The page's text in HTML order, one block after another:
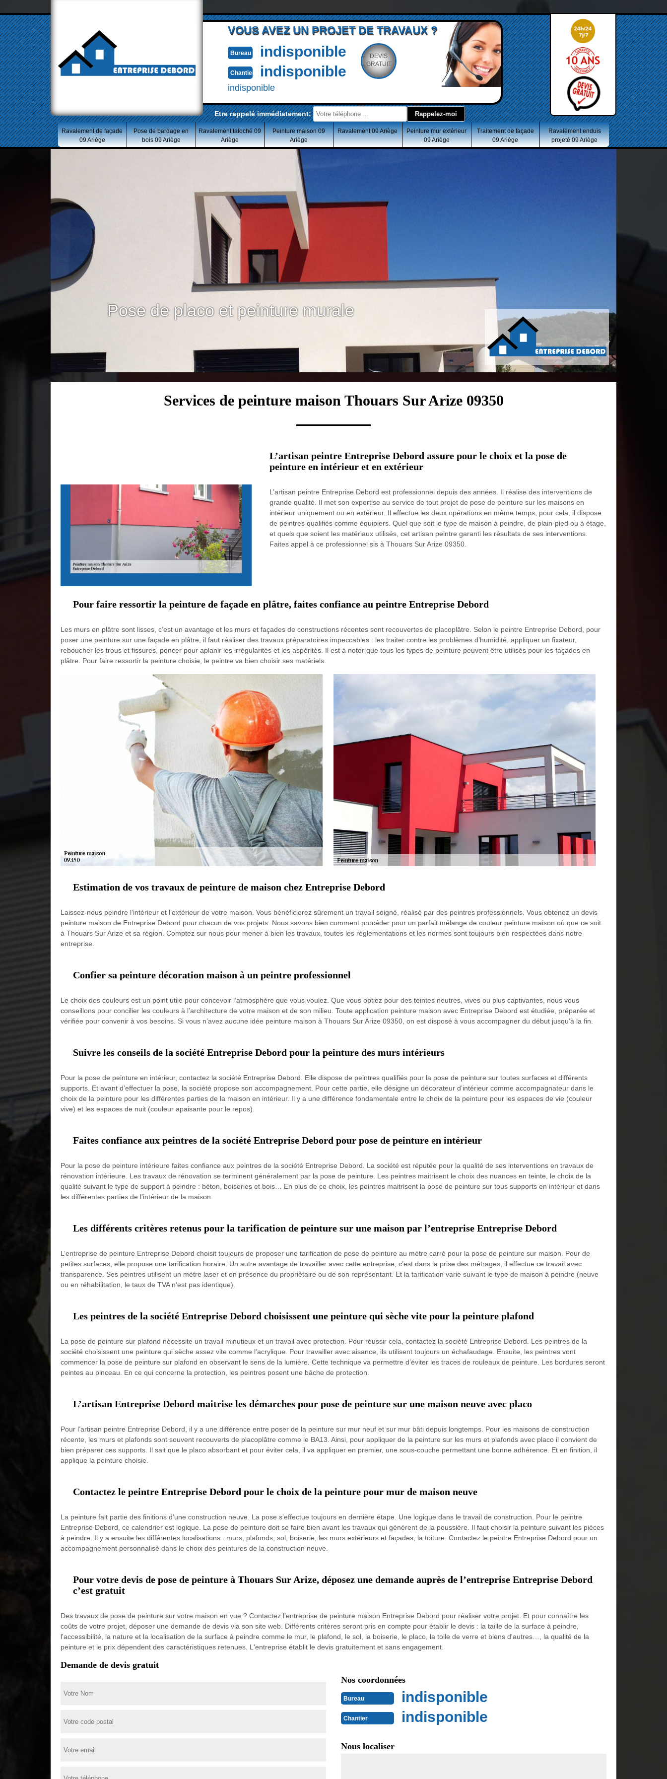
VOUS AVEZ UN PROJET DE TRAVAUX ?
Bureau indisponible
Chantier indisponible
indisponible
DEVIS
GRATUIT
Etre rappelé immédiatement:
Ravalement de façade
09 Ariège
Pose de bardage en
bois 09 Ariège
Ravalement taloché 09
Ariège
Peinture maison 09
Ariège
Ravalement 09 Ariège
Peinture mur extérieur
09 Ariège
Traitement de façade
09 Ariège
Ravalement enduis
projeté 09 Ariège
Pose de placo et peinture murale
Services de peinture maison Thouars Sur Arize 09350
L’artisan peintre Entreprise Debord assure pour le choix et la pose de
peinture en intérieur et en extérieur
L’artisan peintre Entreprise Debord est professionnel depuis des années. Il réalise des interventions de
grande qualité. Il met son expertise au service de tout projet de pose de peinture sur les maisons en
intérieur uniquement ou en extérieur. Il effectue les deux opérations en même temps, pour cela, il dispose
de peintres qualifiés comme équipiers. Quel que soit le type de maison à peindre, de plain-pied ou à étage,
et quels que soient les matériaux utilisés, cet artisan peintre garanti les résultats de ses interventions.
Faites appel à ce professionnel sis à Thouars Sur Arize 09350.
Pour faire ressortir la peinture de façade en plâtre, faites confiance au peintre Entreprise Debord
Les murs en plâtre sont lisses, c’est un avantage et les murs et façades de constructions récentes sont recouvertes de placoplâtre. Selon le peintre Entreprise Debord, pour
poser une peinture sur une façade en plâtre, il faut réaliser des travaux préparatoires impeccables : les traiter contre les problèmes d’humidité, appliquer un fixateur,
reboucher les trous et fissures, poncer pour aplanir les irrégularités et les aspérités. Il est à noter que tous les types de peinture peuvent être utilisés pour les façades en
plâtre. Pour faire ressortir la peinture choisie, le peintre va bien choisir ses matériels.
Estimation de vos travaux de peinture de maison chez Entreprise Debord
Laissez-nous peindre l’intérieur et l’extérieur de votre maison. Vous bénéficierez sûrement un travail soigné, réalisé par des peintres professionnels. Vous obtenez un devis
peinture maison de Entreprise Debord pour chacun de vos projets. Nous savons bien comment procéder pour un parfait mélange de couleur peinture maison où que ce soit
à Thouars Sur Arize et sa région. Comptez sur nous pour mener à bien les travaux, toutes les règlementations et les normes sont toujours bien respectées dans notre
entreprise.
Confier sa peinture décoration maison à un peintre professionnel
Le choix des couleurs est un point utile pour concevoir l’atmosphère que vous voulez. Que vous optiez pour des teintes neutres, vives ou plus captivantes, nous vous
conseillons pour concilier les couleurs à l’architecture de votre maison et de son milieu. Toute application peinture maison avec Entreprise Debord est étudiée, préparée et
vérifiée pour convenir à vos besoins. Si vous n’avez aucune idée peinture maison à Thouars Sur Arize 09350, on est disposé à vous accompagner du début jusqu’à la fin.
Suivre les conseils de la société Entreprise Debord pour la peinture des murs intérieurs
Pour la pose de peinture en intérieur, contactez la société Entreprise Debord. Elle dispose de peintres qualifiés pour la pose de peinture sur toutes surfaces et différents
supports. Et avant d’effectuer la pose, la société propose son accompagnement. Pour cette partie, elle désigne un décorateur d’intérieur comme accompagnateur dans le
choix de la peinture pour les différentes parties de la maison en intérieur. Il y a une différence fondamentale entre le choix de la peinture pour les espaces de vie (couleur
vive) et les espaces de nuit (couleur apaisante pour le repos).
Faites confiance aux peintres de la société Entreprise Debord pour pose de peinture en intérieur
Pour la pose de peinture intérieure faites confiance aux peintres de la société Entreprise Debord. La société est réputée pour la qualité de ses interventions en travaux de
rénovation intérieure. Les travaux de rénovation se terminent généralement par la pose de peinture. Les peintres maitrisent le choix des nuances en teinte, le choix de la
qualité suivant le type de support à peindre : béton, boiseries et bois… En plus de ce choix, les peintres maitrisent la pose de peinture sur tous supports en intérieur et dans
les différentes parties de l’intérieur de la maison.
Les différents critères retenus pour la tarification de peinture sur une maison par l’entreprise Entreprise Debord
L’entreprise de peinture Entreprise Debord choisit toujours de proposer une tarification de pose de peinture au mètre carré pour la pose de peinture sur maison. Pour de
petites surfaces, elle propose une tarification horaire. Un autre avantage de travailler avec cette entreprise, c’est dans la prise des métrages, il effectue ce travail avec
transparence. Ses peintres utilisent un mètre laser et en présence du propriétaire ou de son représentant. Et la tarification varie suivant le type de maison à peindre (neuve
ou en réhabilitation, le taux de TVA n’est pas identique).
Les peintres de la société Entreprise Debord choisissent une peinture qui sèche vite pour la peinture plafond
La pose de peinture sur plafond nécessite un travail minutieux et un travail avec protection. Pour réussir cela, contactez la société Entreprise Debord. Les peintres de la
société choisissent une peinture qui sèche assez vite comme l’acrylique. Pour travailler avec aisance, ils utilisent toujours un échafaudage. Ensuite, les peintres vont
commencer la pose de peinture sur plafond en observant le sens de la lumière. Cette technique va permettre d’éviter les traces de rouleaux de peinture. Les bordures seront
peintes au pinceau. En ce qui concerne la protection, les peintres posent une bâche de protection.
L’artisan Entreprise Debord maitrise les démarches pour pose de peinture sur une maison neuve avec placo
Pour l’artisan peintre Entreprise Debord, il y a une différence entre poser de la peinture sur mur neuf et sur mur bâti depuis longtemps. Pour les maisons de construction
récente, les murs et plafonds sont souvent recouverts de placoplâtre comme le BA13. Ainsi, pour appliquer de la peinture sur les murs et plafonds avec placo il convient de
bien préparer ces supports. Il sait que le placo absorbant et pour éviter cela, il va appliquer en premier, une sous-couche permettant une bonne adhérence. Et en finition, il
applique la peinture choisie.
Contactez le peintre Entreprise Debord pour le choix de la peinture pour mur de maison neuve
La peinture fait partie des finitions d’une construction neuve. La pose s’effectue toujours en dernière étape. Une logique dans le travail de construction. Pour le peintre
Entreprise Debord, ce calendrier est logique. La pose de peinture doit se faire bien avant les travaux qui génèrent de la poussière. Il faut choisir la peinture suivant les pièces
à peindre. Il y a ensuite les différentes localisations : murs, plafonds, sol, boiserie, les murs extérieurs et façades, la toiture. Contactez le peintre Entreprise Debord pour un
accompagnement personnalisé dans le choix des peintures de la construction neuve.
Pour votre devis de pose de peinture à Thouars Sur Arize, déposez une demande auprès de l’entreprise Entreprise Debord
c’est gratuit
Des travaux de pose de peinture sur votre maison en vue ? Contactez l’entreprise de peinture maison Entreprise Debord pour réaliser votre projet. Et pour connaître les
coûts de votre projet, déposer une demande de devis via son site web. Différents critères seront pris en compte pour établir le devis : la taille de la surface à peindre,
l'accessibilité, la nature et la localisation de la surface à peindre comme le mur, le plafond, le sol, la boiserie, le placo, la toile de verre et biens d'autres…, la qualité de la
peinture et le prix dépendent des caractéristiques retenues. L'entreprise établit le devis gratuitement et sans engagement.
Demande de devis gratuit
Nos coordonnées
Bureau indisponible
Chantier indisponible
Nous localiser